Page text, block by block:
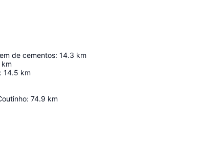
de cementos: 14.3 km
km
: 14.5 km
: 74.9 km